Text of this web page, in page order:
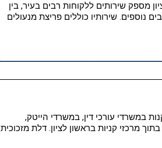
מספק שירותים ללקוחות רבים בעיר, בין
נוספים. שירותיו כוללים פריצת מנעולים
במשרדי עורכי דין, במשרדי הייטק,
מרכזי קניות בראשון לציון. דלת מזכוכית